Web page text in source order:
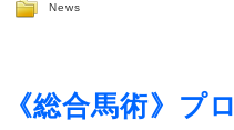
News
《総合馬術》プ